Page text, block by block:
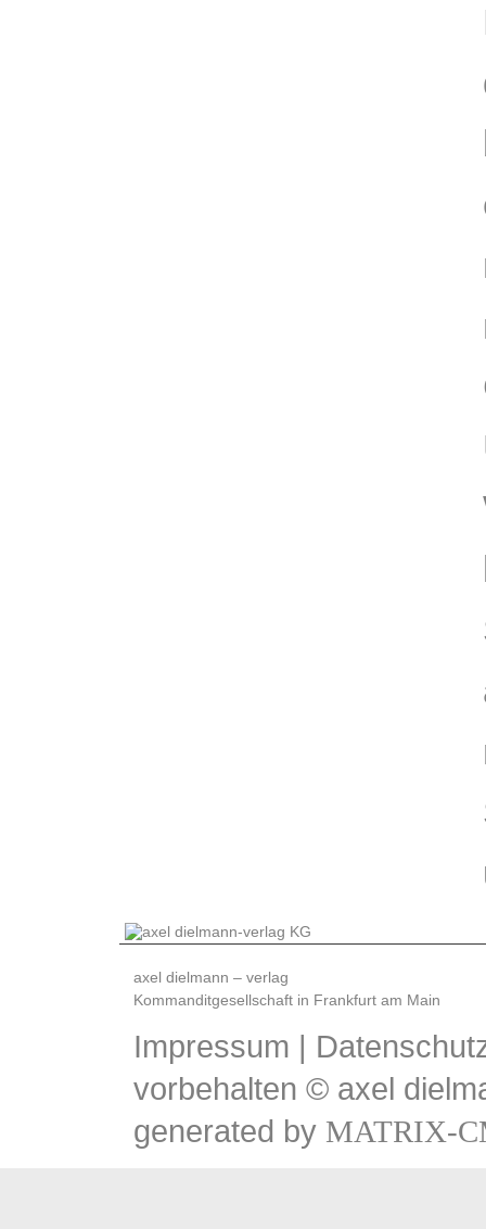
axel dielmann – verlag
Kommanditgesellschaft in Frankfurt am Main
Impressum |
vorbehalten © axel
generated by MATRIX-